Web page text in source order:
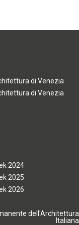
di Venezia
di Venezia
2024
2025
2026
dell'Architettura
Italiana